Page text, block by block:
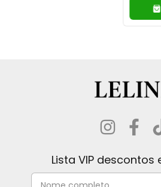
Lista VIP descontos